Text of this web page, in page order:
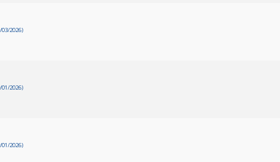
2026)
2026)
2026)